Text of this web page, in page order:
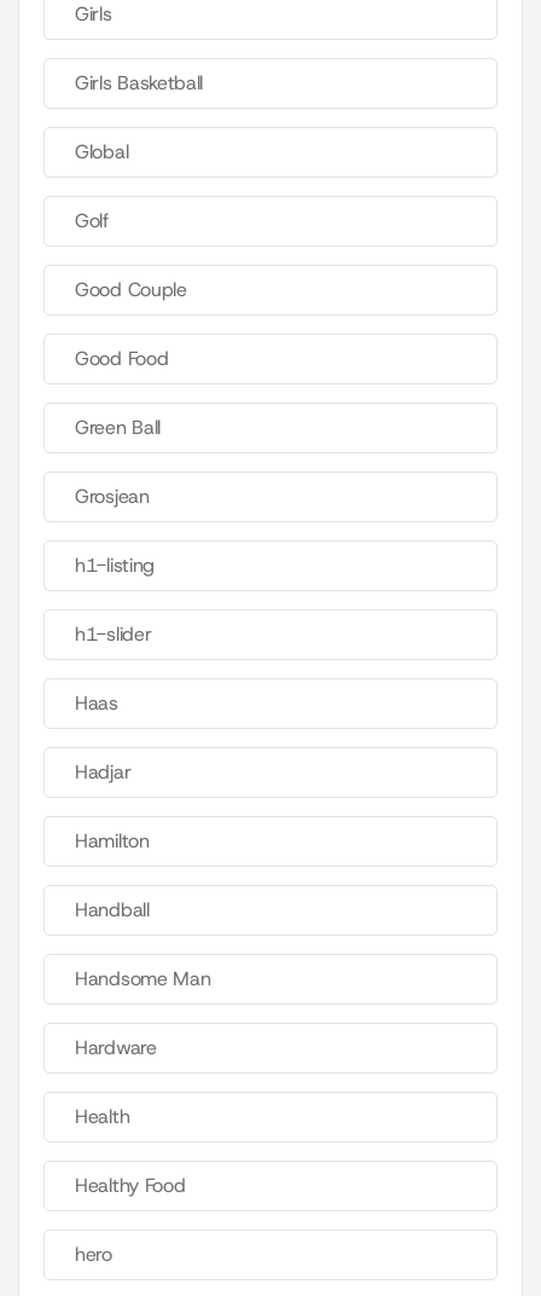
Girls
Girls Basketball
Global
Golf
Good Couple
Good Food
Green Ball
Grosjean
h1-listing
h1-slider
Haas
Hadjar
Hamilton
Handball
Handsome Man
Hardware
Health
Healthy Food
hero